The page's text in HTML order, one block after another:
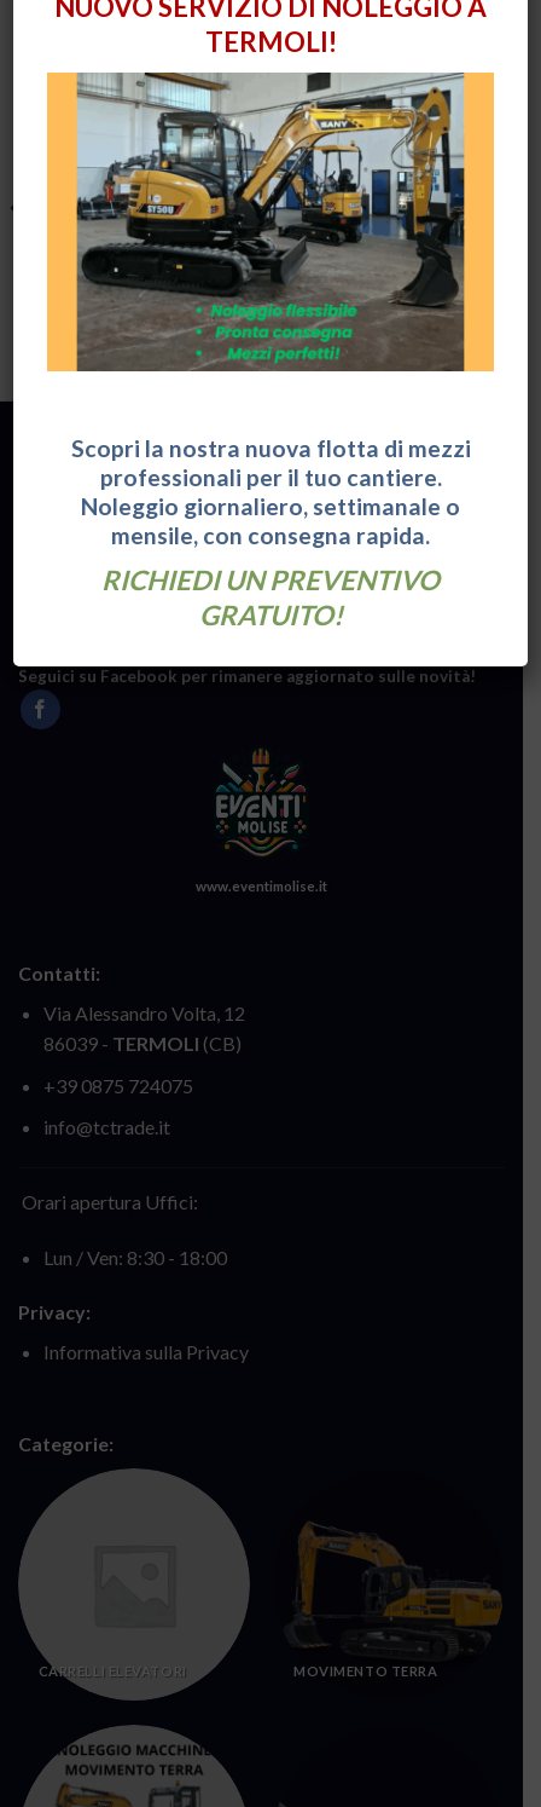
PRODOTTI CORRELATI
MOVIMENTATORI TELESCOPICI
Movimentatore telescopico
MOVIMENTATORI TELESCOPICI
Movimentatore telescopico
Distributori autorizzati per i prodottiTCM
Seguici su Facebook per rimanere aggiornato sulle novità!
www.eventimolise.it
Contatti:
Via Alessandro Volta, 12
86039 - TERMOLI (CB)
+39 0875 724075
info@tctrade.it
Orari apertura Uffici:
Lun / Ven: 8:30 - 18:00
Privacy:
Informativa sulla Privacy
Categorie:
CARRELLI ELEVATORI MOVIMENTO TERRA
NUOVO SERVIZIO DI NOLEGGIO A
TERMOLI!
Scopri la nostra nuova flotta di mezzi
professionali per il tuo cantiere.
Noleggio giornaliero, settimanale o
mensile, con consegna rapida.
RICHIEDI UN PREVENTIVO
GRATUITO!